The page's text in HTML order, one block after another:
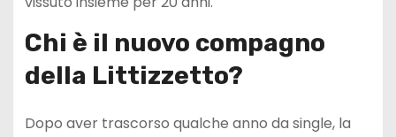
Chi è il nuovo compagno
della Littizzetto?
Dopo aver trascorso qualche anno da single, la